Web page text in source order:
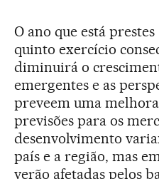
O ano que está
quinto exercício
diminuirá o
emergentes e as
preveem uma
previsões para os
desenvolvimento
país e a região, mas
verão afetadas pelos